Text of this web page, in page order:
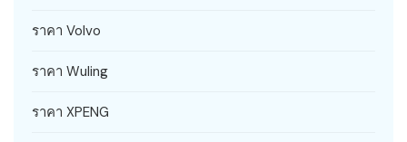
ราคา Volvo
ราคา Wuling
ราคา XPENG